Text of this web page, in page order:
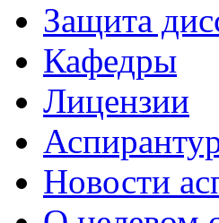
Защита
Кафедры
Лицензии
Новости